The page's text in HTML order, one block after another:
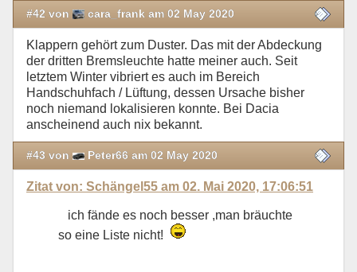
#42 von cara_frank am 02 May 2020
Klappern gehört zum Duster. Das mit der Abdeckung
der dritten Bremsleuchte hatte meiner auch. Seit
letztem Winter vibriert es auch im Bereich
Handschuhfach / Lüftung, dessen Ursache bisher
noch niemand lokalisieren konnte. Bei Dacia
anscheinend auch nix bekannt.
#43 von Peter66 am 02 May 2020
Zitat von: Schängel55 am 02. Mai 2020, 17:06:51
ich fände es noch besser ,man bräuchte
so eine Liste nicht!